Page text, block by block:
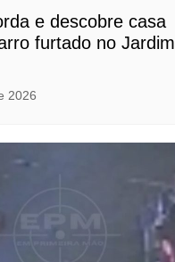
e descobre casa
furtado no Jardim
2026